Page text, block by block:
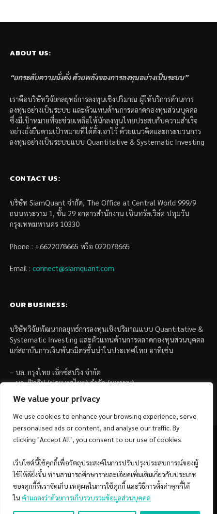
We value your privacy
We use cookies to enhance your browsing experience, serve
personalised ads or content, and analyse our traffic. By
clicking "Accept All", you consent to our use of cookies.
เว็บไซต์นี้ใช้คุกกี้เพื่อวัตถุประสงค์ในการปรับปรุงประสบการณ์ของผู้
ใช้ให้ดียิ่งขึ้น ท่านสามารถศึกษารายละเอียดเพิ่มเติมเกี่ยวกับประเภท
ของคุกกี้ที่เราจัดเก็บ เหตุผลในการใช้คุกกี้ และวิธีการตั้งค่าคุกกี้ได้
ใน คำแถลงว่าด้วยการเก็บรวบรวมข้อมูลส่วนบุคคล
ABOUT US:
“ยกระดับความมั่งคั่ง ด้วยพลังของการลงทุนอย่างเป็นระบบ”
เราคือบริษัทวิจัยกลยุทธ์การลงทุนเชิงปริมาณ ผู้ให้บริการด้านการ
ลงทุนอย่างเป็นระบบ และตัวแทนด้านการตลาดกองทุนส่วนบุคคล
ซึ่งมีเป้าหมายที่จะช่วยเหลือให้นักลงทุนไทยประสบกับความสำเร็จ
อย่างยั่งยืนตามเป้าหมายที่ได้ตั้งเอาไว้ ด้วยแนวคิดและกระบวนการ
ลงทุนอย่างเป็นระบบแบบ Quantitative & Systematic Investing
CONTACT US:
บริษัท SiamQuant จำกัด, The Office at Central World 999/9
ถนนพระราม 1, ชั้น 29 อาคารสำนักงาน เซ็นทรัลเวิล์ด ปทุมวัน
กรุงเทพมหานคร 10330
Phone : +6622078665 หรือ 022078665
Email : connect@siamquant.com
OUR BUSINESS:
บริษัทวิจัยพัฒนากลยุทธ์การลงทุนเชิงปริมาณแบบ Quantitative &
Systematic Investing และตัวแทนด้านการตลาดกองทุนส่วนบุคคล
แก่สถาบันการเงินพันธมิตรชั้นนำในประเทศไทย อาทิเช่น
– บล. กรุงไทย เอ็กซ์สปริง จำกัด
– บล. ฟิลลิป (ประเทศไทย) จำกัด (มหาชน)
FacebookYouTube
© 2026 Copyright by SiamQuant.